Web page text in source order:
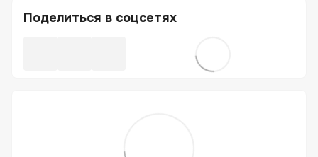
Поделиться в соцсетях